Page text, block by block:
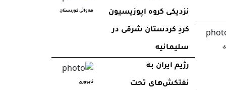
نزدیکی گروه اپوزیسیون
کردِ کردستان شرقی در
سلیمانیه
هه‌واڵی کوردستان
رژیم ایران به
نفتکش‌های تحت ئابووری